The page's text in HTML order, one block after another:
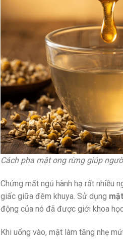
Cách pha mật ong rừng giúp
Chứng mất ngủ hành hạ rất nhiều
giấc giữa đêm khuya. Sử dụng
động của nó đã được giới khoa
Khi uống vào, mật làm tăng nhẹ